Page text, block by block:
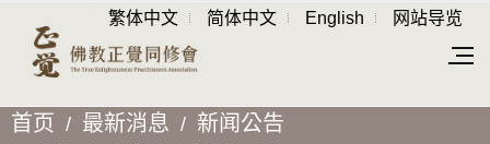
繁体中文 简体中文 English 网站导览
首页 最新消息
新闻公告